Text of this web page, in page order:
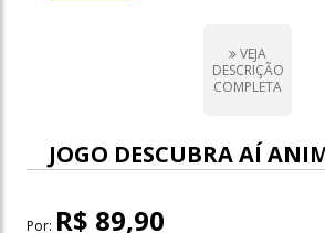
VEJA
DESCRIÇÃO
COMPLETA
JOGO DESCUBRA AÍ
Por: R$ 89,90